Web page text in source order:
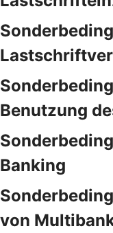
Benutzung
Banking
von